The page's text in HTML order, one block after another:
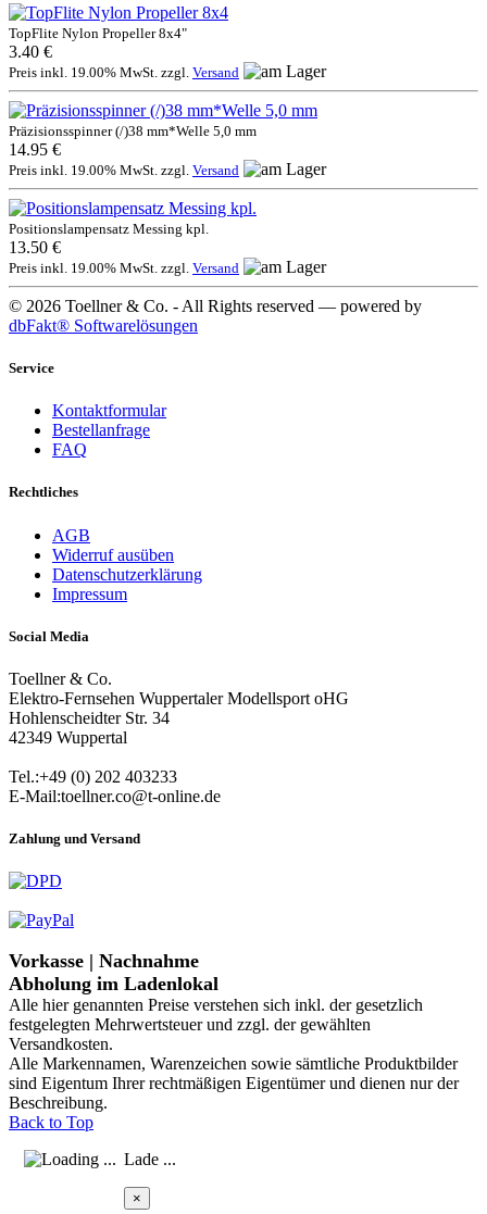
TopFlite Nylon Propeller 8x4"
3.40 €
Preis inkl. 19.00% MwSt. zzgl. Versand
Präzisionsspinner (/)38 mm*Welle 5,0 mm
14.95 €
Preis inkl. 19.00% MwSt. zzgl. Versand
Positionslampensatz Messing kpl.
13.50 €
Preis inkl. 19.00% MwSt. zzgl. Versand
© 2026 Toellner & Co. - All Rights reserved — powered by
dbFakt® Softwarelösungen
Service
Kontaktformular
Bestellanfrage
FAQ
Rechtliches
AGB
Widerruf ausüben
Datenschutzerklärung
Impressum
Social Media
Toellner & Co.
Elektro-Fernsehen Wuppertaler Modellsport oHG
Hohlenscheidter Str. 34
42349 Wuppertal
Tel.:+49 (0) 202 403233
E-Mail:toellner.co@t-online.de
Zahlung und Versand
Vorkasse | Nachnahme
Abholung im Ladenlokal
Alle hier genannten Preise verstehen sich inkl. der gesetzlich
festgelegten Mehrwertsteuer und zzgl. der gewählten
Versandkosten.
Alle Markennamen, Warenzeichen sowie sämtliche Produktbilder
sind Eigentum Ihrer rechtmäßigen Eigentümer und dienen nur der
Beschreibung.
Back to Top
Lade ...
×